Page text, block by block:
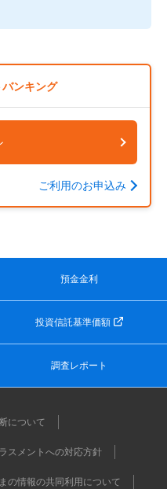
ンキング
ご利用のお申込み
預金金利
投資信託基準価額
調査レポート
について
スメントへの対応方針
の情報の共同利用について